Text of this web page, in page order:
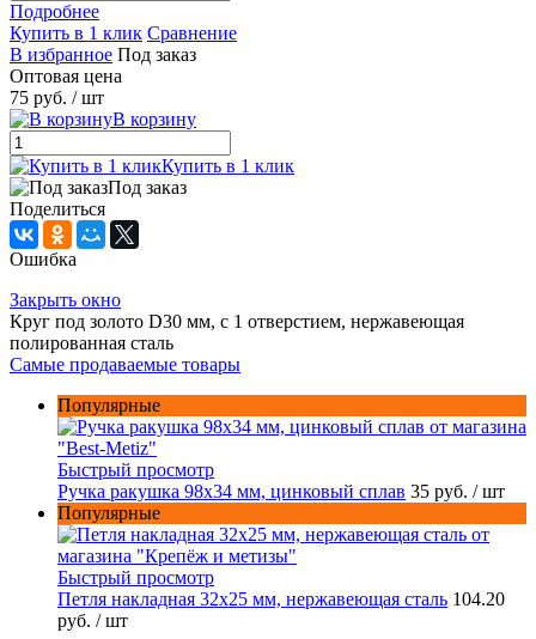
Подробнее
Купить в 1 клик Сравнение
В избранное Под заказ
Оптовая цена
75 руб. / шт
В корзину
Купить в 1 клик
Под заказ
Поделиться
Ошибка
Закрыть окно
Круг под золото D30 мм, c 1 отверстием, нержавеющая
полированная сталь
Самые продаваемые товары
Популярные
Быстрый просмотр
Ручка ракушка 98x34 мм, цинковый сплав 35 руб. / шт
Популярные
Быстрый просмотр
Петля накладная 32х25 мм, нержавеющая сталь 104.20
руб. / шт